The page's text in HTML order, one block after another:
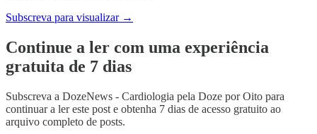
Subscreva para visualizar →
Continue a ler com uma experiência
gratuita de 7 dias
Subscreva a DozeNews - Cardiologia pela Doze por Oito para
continuar a ler este post e obtenha 7 dias de acesso gratuito ao
arquivo completo de posts.